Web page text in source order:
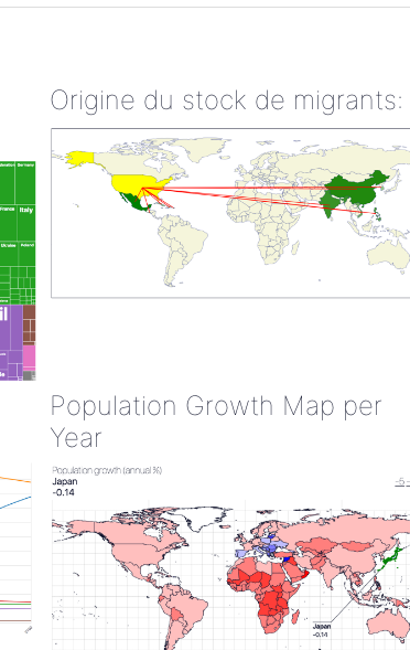
Origine du stock de migrants:
Population Growth Map per
Year